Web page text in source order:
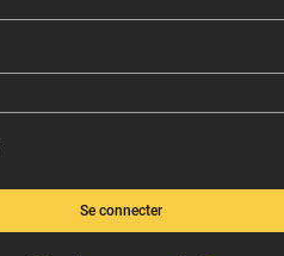
Se connecter